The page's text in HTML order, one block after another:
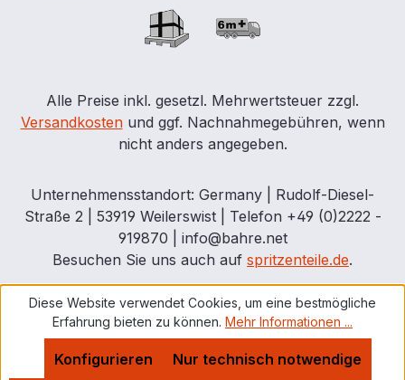
Alle Preise inkl. gesetzl. Mehrwertsteuer zzgl.
Versandkostenund ggf. Nachnahmegebühren, wenn
nicht anders angegeben.
Unternehmensstandort: Germany | Rudolf-Diesel-
Straße 2 | 53919 Weilerswist | Telefon +49 (0)2222 -
919870 | info@bahre.net
Besuchen Sie uns auch auf spritzenteile.de.
Diese Website verwendet Cookies, um eine bestmögliche
Erfahrung bieten zu können. Mehr Informationen ...
Nur technisch notwendige
Konfigurieren